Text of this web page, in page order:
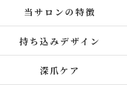
当サロンの特徴
持ち込みデザイン
深爪ケア